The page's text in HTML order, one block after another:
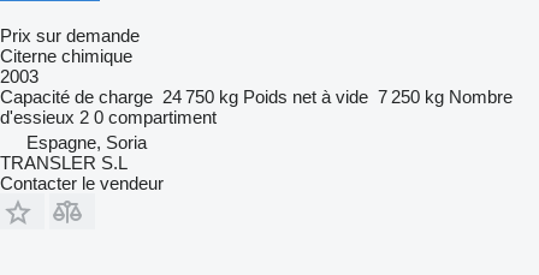
Prix sur demande
Citerne chimique
2003
Capacité de charge 24 750 kg Poids net à vide 7 250 kg Nombre
d'essieux 2 0 compartiment
Espagne, Soria
TRANSLER S.L
Contacter le vendeur